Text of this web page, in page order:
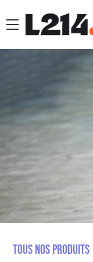
menu
Tous nos produits